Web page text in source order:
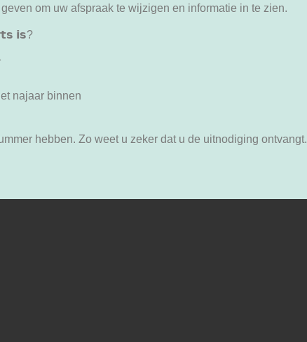
om uw afspraak te wijzigen en informatie in te zien.
𝗶𝘀?
najaar binnen
hebben. Zo weet u zeker dat u de uitnodiging ontvangt.